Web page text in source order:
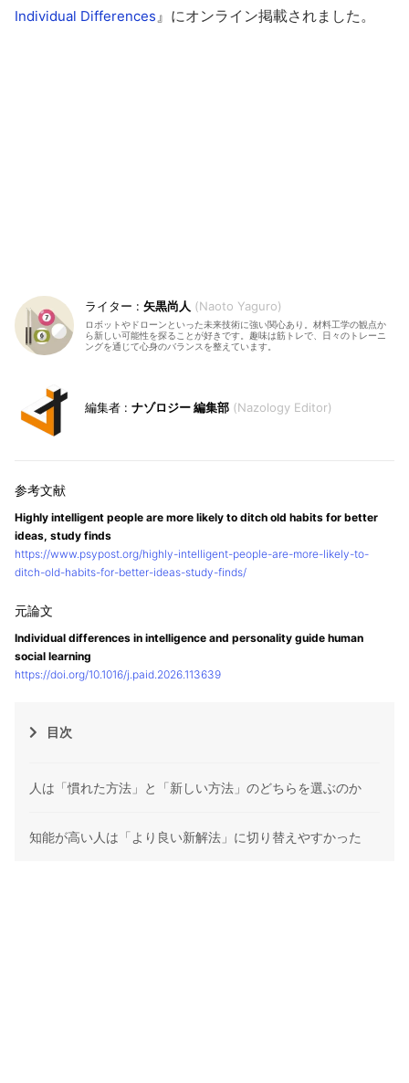
Individual Differences 』にオンライン掲載されました。
矢黒尚人 Naoto Yaguro
ロボットやドローンといった未来技術に強い関心あり。材料工学の観点か
ら新しい可能性を探ることが好きです。趣味は筋トレで、日々のトレーニ
ングを通じて心身のバランスを整えています。
ナゾロジー 編集部 Nazology Editor
Highly intelligent people are more likely to ditch old habits for better
ideas, study finds
https://www.psypost.org/highly-intelligent-people-are-more-likely-to-
ditch-old-habits-for-better-ideas-study-finds/
Individual differences in intelligence and personality guide human
social learning
https://doi.org/10.1016/j.paid.2026.113639
目次
人は「慣れた方法」と「新しい方法」のどちらを選ぶのか
知能が高い人は「より良い新解法」に切り替えやすかった